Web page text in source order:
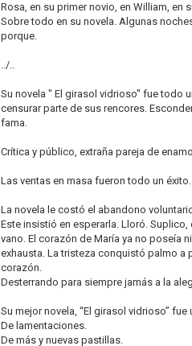
Rosa, en su primer novio, en William, en
Sobre todo en su novela. Algunas
porque.
../..
Su novela " El girasol vidrioso" fue todo
censurar parte de sus rencores.
fama.
Crítica y público, extraña pareja de
Las ventas en masa fueron todo un éxito.
La novela le costó el abandono
Este insistió en esperarla. Lloró.
vano. El corazón de María ya no poseía
exhausta. La tristeza conquistó palmo a
corazón.
Desterrando para siempre jamás a la
Su mejor novela, “El girasol vidrioso”
De lamentaciones.
De más y nuevas pastillas.